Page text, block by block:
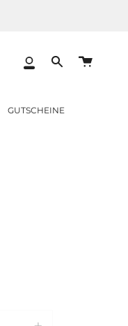
Mein
Translation
GUTSCHEINE